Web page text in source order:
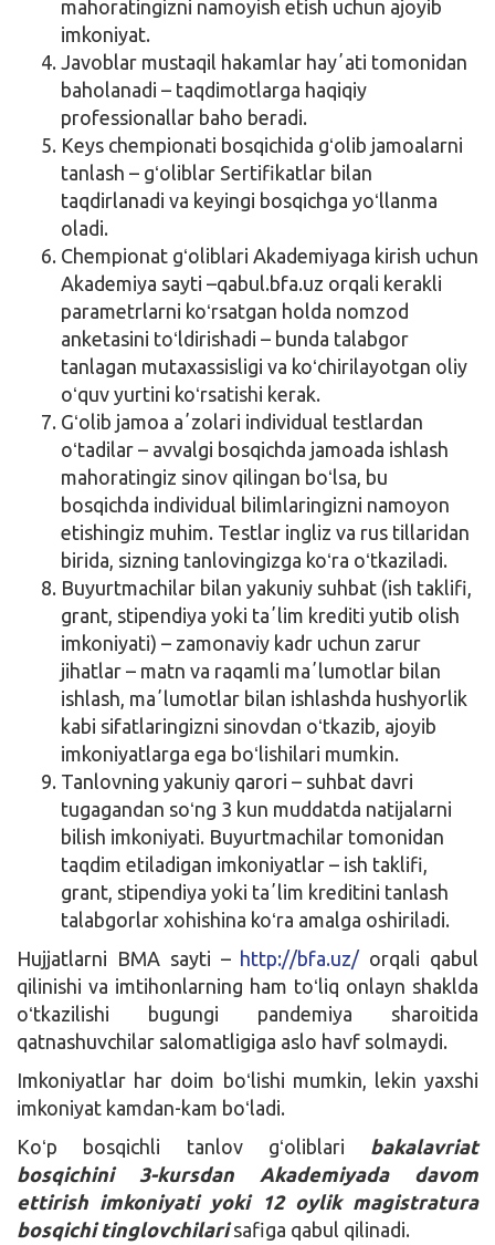
mahoratingizni namoyish etish uchun ajoyib
imkoniyat.
Javoblar mustaqil hakamlar hayʼati tomonidan
baholanadi – taqdimotlarga haqiqiy
professionallar baho beradi.
Keys chempionati bosqichida gʻolib jamoalarni
tanlash – gʻoliblar Sertifikatlar bilan
taqdirlanadi va keyingi bosqichga yoʻllanma
oladi.
Chempionat gʻoliblari Akademiyaga kirish uchun
Akademiya sayti –qabul.bfa.uz orqali kerakli
parametrlarni koʻrsatgan holda nomzod
anketasini toʻldirishadi – bunda talabgor
tanlagan mutaxassisligi va koʻchirilayotgan oliy
oʻquv yurtini koʻrsatishi kerak.
Gʻolib jamoa aʼzolari individual testlardan
oʻtadilar – avvalgi bosqichda jamoada ishlash
mahoratingiz sinov qilingan boʻlsa, bu
bosqichda individual bilimlaringizni namoyon
etishingiz muhim. Testlar ingliz va rus tillaridan
birida, sizning tanlovingizga koʻra oʻtkaziladi.
Buyurtmachilar bilan yakuniy suhbat (ish taklifi,
grant, stipendiya yoki taʼlim krediti yutib olish
imkoniyati) – zamonaviy kadr uchun zarur
jihatlar – matn va raqamli maʼlumotlar bilan
ishlash, maʼlumotlar bilan ishlashda hushyorlik
kabi sifatlaringizni sinovdan oʻtkazib, ajoyib
imkoniyatlarga ega boʻlishilari mumkin.
Tanlovning yakuniy qarori – suhbat davri
tugagandan soʻng 3 kun muddatda natijalarni
bilish imkoniyati. Buyurtmachilar tomonidan
taqdim etiladigan imkoniyatlar – ish taklifi,
grant, stipendiya yoki taʼlim kreditini tanlash
talabgorlar xohishina koʻra amalga oshiriladi.
Hujjatlarni BMA sayti – http://bfa.uz/orqali qabul
qilinishi va imtihonlarning ham toʻliq onlayn shaklda
oʻtkazilishi bugungi pandemiya sharoitida
qatnashuvchilar salomatligiga aslo havf solmaydi.
Imkoniyatlar har doim boʻlishi mumkin, lekin yaxshi
imkoniyat kamdan-kam boʻladi.
Koʻp bosqichli tanlov gʻoliblari bakalavriat
bosqichini 3-kursdan Akademiyada davom
ettirish imkoniyati yoki 12 oylik magistratura
bosqichi tinglovchilari safiga qabul qilinadi.